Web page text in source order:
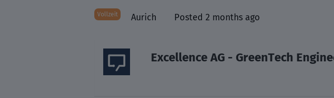
Vollzeit Aurich Posted 2 months ago
Excellence AG - GreenTech